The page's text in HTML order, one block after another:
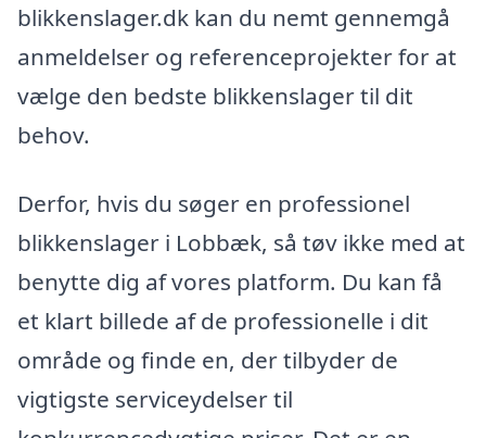
blikkenslager.dk kan du nemt gennemgå
anmeldelser og referenceprojekter for at
vælge den bedste blikkenslager til dit
behov.
Derfor, hvis du søger en professionel
blikkenslager i Lobbæk, så tøv ikke med at
benytte dig af vores platform. Du kan få
et klart billede af de professionelle i dit
område og finde en, der tilbyder de
vigtigste serviceydelser til